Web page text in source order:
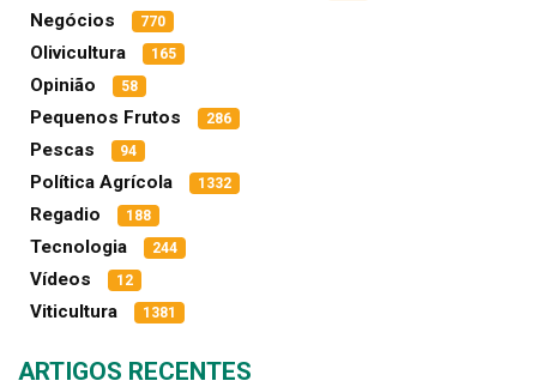
Negócios 770
Olivicultura 165
Opinião 58
Pequenos Frutos 286
Pescas 94
Política Agrícola 1332
Regadio 188
Tecnologia 244
Vídeos 12
Viticultura 1381
ARTIGOS RECENTES